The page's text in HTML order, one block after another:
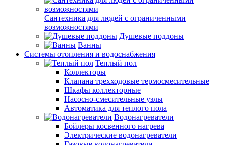
Сантехника для людей с ограниченными
возможностями
Душевые поддоны
Ванны
Системы отопления и водоснабжения
Теплый пол
Коллекторы
Клапана трехходовые термосмесительные
Шкафы коллекторные
Насосно-смесительные узлы
Автоматика для теплого пола
Водонагреватели
Бойлеры косвенного нагрева
Электрические водонагреватели